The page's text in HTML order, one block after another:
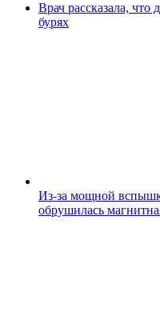
Врач рассказала,
бурях
Из-за мощной
обрушилась